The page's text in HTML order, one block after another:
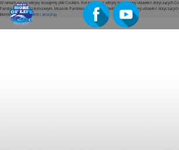
W ramach naszej witryny stosujemy pliki Cookies. Korzystanie z witryny bez zmiany ustawień dotyczących
Państwa urządzeniu końcowym. Możecie Państwo w dowolnej chwili dokonać zmiany ustawień
internetowej.Rozumiem i akceptuję